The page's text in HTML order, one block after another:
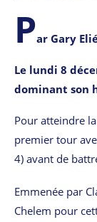
Par Gary
Le lundi 8
dominant son
Pour atteindre
premier tour
4) avant de
Emmenée par
Chelem pour